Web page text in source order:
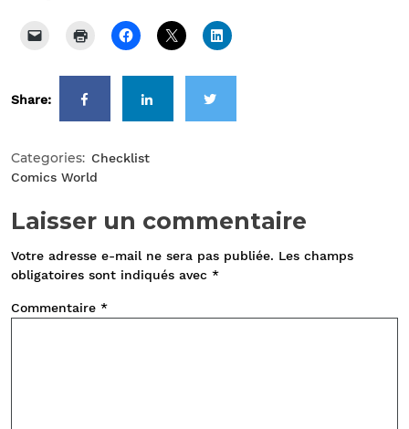
Share:
Categories: Checklist
Comics World
Laisser un commentaire
Votre adresse e-mail ne sera pas publiée. Les champs
obligatoires sont indiqués avec *
Commentaire *